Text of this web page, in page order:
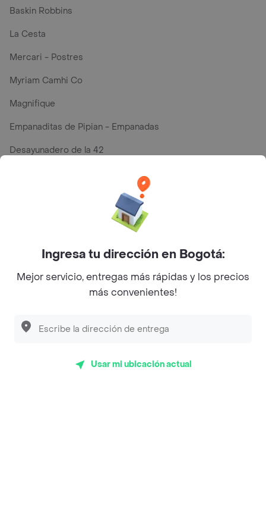
Baskin Robbins
La Cesta
Mercari - Postres
Myriam Camhi Co
Magnifique
Empanaditas de Pipian - Empanadas
Desayunadero de la 42
Ingresa tu dirección en Bogotá:
Mejor servicio, entregas más rápidas y los precios
más convenientes!
Usar mi ubicación actual